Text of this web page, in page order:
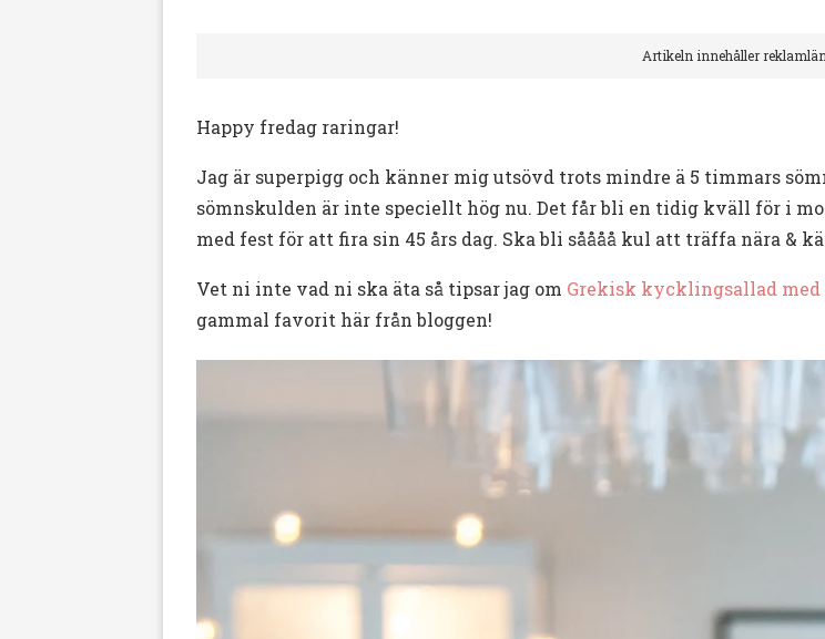
Artikeln innehåller
Happy fredag raringar!
Jag är superpigg och känner mig utsövd trots mindre ä 5 timmars
sömnskulden är inte speciellt hög nu. Det får bli en tidig kväll för i
med fest för att fira sin 45 års dag. Ska bli såååå kul att träffa nära &
Vet ni inte vad ni ska äta så tipsar jag om Grekisk kycklingsallad
gammal favorit här från bloggen!